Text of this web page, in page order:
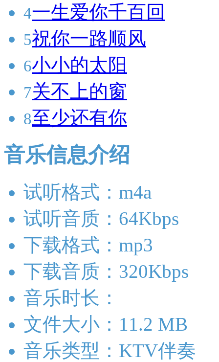
4一生爱你千百回
5祝你一路顺风
6小小的太阳
7关不上的窗
8至少还有你
音乐信息介绍
试听格式：m4a
试听音质：64Kbps
下载格式：mp3
下载音质：320Kbps
音乐时长：
文件大小：11.2 MB
音乐类型：KTV伴奏